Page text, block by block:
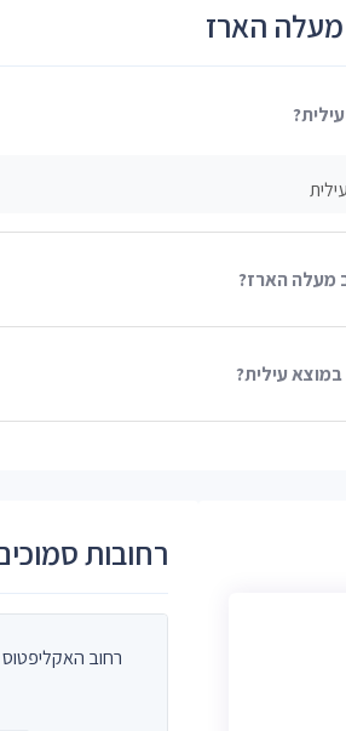
מעלה הארז
מעלה הארז?
עילית?
רחובות
רחוב האקליפטוס